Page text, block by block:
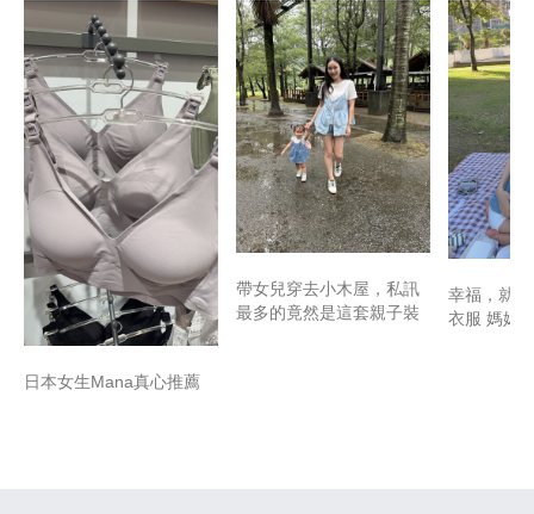
日本女生Mana真心推薦
帶女兒穿去小木屋，私訊
最多的竟然是這套親子裝
幸福，就
衣服 媽媽